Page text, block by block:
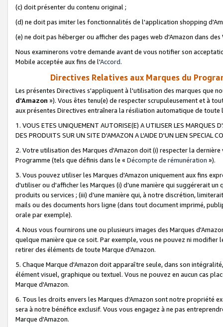
(c) doit présenter du contenu original ;
(d) ne doit pas imiter les fonctionnalités de l'application shopping
(e) ne doit pas héberger ou afficher des pages web d'Amazon dans
Nous examinerons votre demande avant de vous notifier son
Mobile acceptée aux fins de l'Accord.
Directives Relatives aux Marques du
Les présentes Directives s'appliquent à l'utilisation des marques que
d'Amazon »). Vous êtes tenu(e) de respecter scrupuleusement et à
aux présentes Directives entraînera la résiliation automatique de
1. VOUS ETES UNIQUEMENT AUTORISE(E) A UTILISER LES MARQUES
DES PRODUITS SUR UN SITE D'AMAZON A L'AIDE D'UN LIEN SPECIAL
2. Votre utilisation des Marques d'Amazon doit (i) respecter la
Programme (tels que définis dans le « Décompte de rémunération »).
3. Vous pouvez utiliser les Marques d'Amazon uniquement aux fins
d'utiliser ou d'afficher les Marques (i) d’une manière qui suggérerait
produits ou services ; (iii) d’une manière qui, à notre discrétion,
mails ou des documents hors ligne (dans tout document imprimé,
orale par exemple).
4. Nous vous fournirons une ou plusieurs images des Marques
quelque manière que ce soit. Par exemple, vous ne pouvez ni
retirer des éléments de toute Marque d'Amazon.
5. Chaque Marque d'Amazon doit apparaître seule, dans son
élément visuel, graphique ou textuel. Vous ne pouvez en aucun cas
Marque d'Amazon.
6. Tous les droits envers les Marques d'Amazon sont notre propriété
sera à notre bénéfice exclusif. Vous vous engagez à ne pas
Marque d'Amazon.